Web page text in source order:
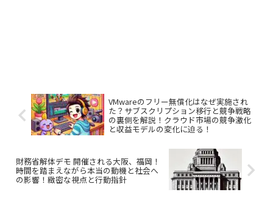
VMwareのフリー無償化はなぜ実施され
た？サブスクリプション移行と競争戦略
の裏側を解説！クラウド市場の競争激化
と収益モデルの変化に迫る！
財務省解体デモ 開催される大阪、福岡！
時間を踏まえながら本当の動機と社会へ
の影響！緻密な視点と行動指針